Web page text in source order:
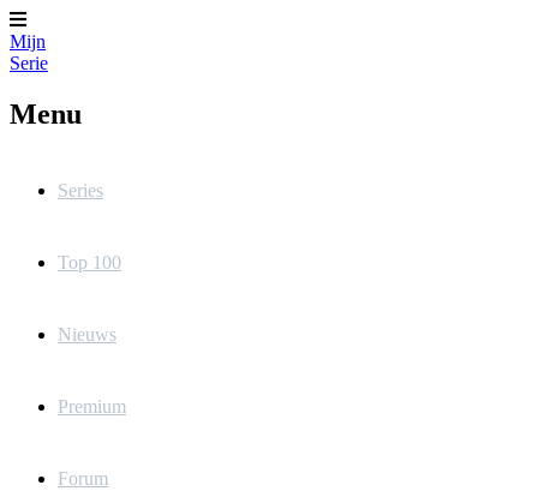
Mijn
Serie
Menu
Series
Top 100
Nieuws
Premium
Forum